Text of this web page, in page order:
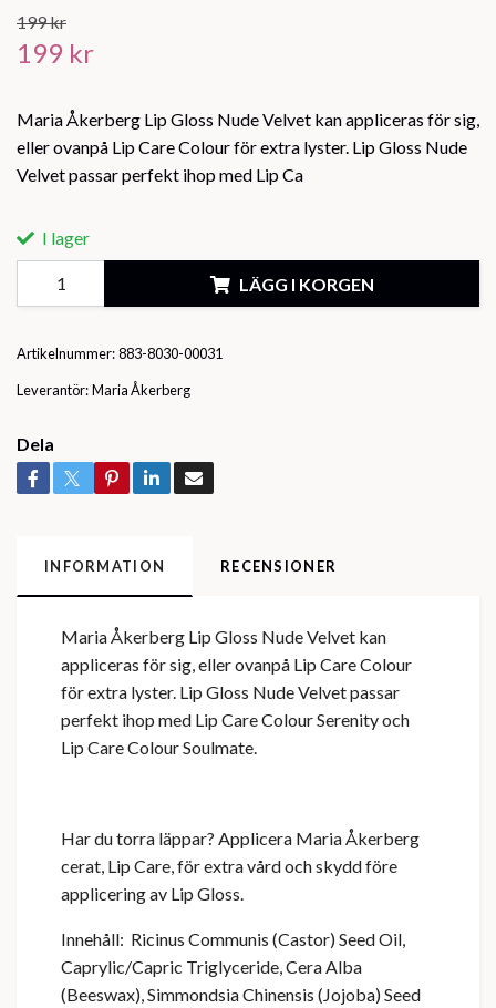
199 kr
199 kr
Maria Åkerberg Lip Gloss Nude Velvet kan appliceras för sig,
eller ovanpå Lip Care Colour för extra lyster. Lip Gloss Nude
Velvet passar perfekt ihop med Lip Ca
I lager
LÄGG I KORGEN
Artikelnummer:883-8030-00031
Leverantör:Maria Åkerberg
Dela
INFORMATION RECENSIONER
Maria Åkerberg Lip Gloss Nude Velvet kan
appliceras för sig, eller ovanpå Lip Care Colour
för extra lyster. Lip Gloss Nude Velvet passar
perfekt ihop med Lip Care Colour Serenity och
Lip Care Colour Soulmate.
Har du torra läppar? Applicera Maria Åkerberg
cerat, Lip Care, för extra vård och skydd före
applicering av Lip Gloss.
Innehåll: Ricinus Communis (Castor) Seed Oil,
Caprylic/Capric Triglyceride, Cera Alba
(Beeswax), Simmondsia Chinensis (Jojoba) Seed